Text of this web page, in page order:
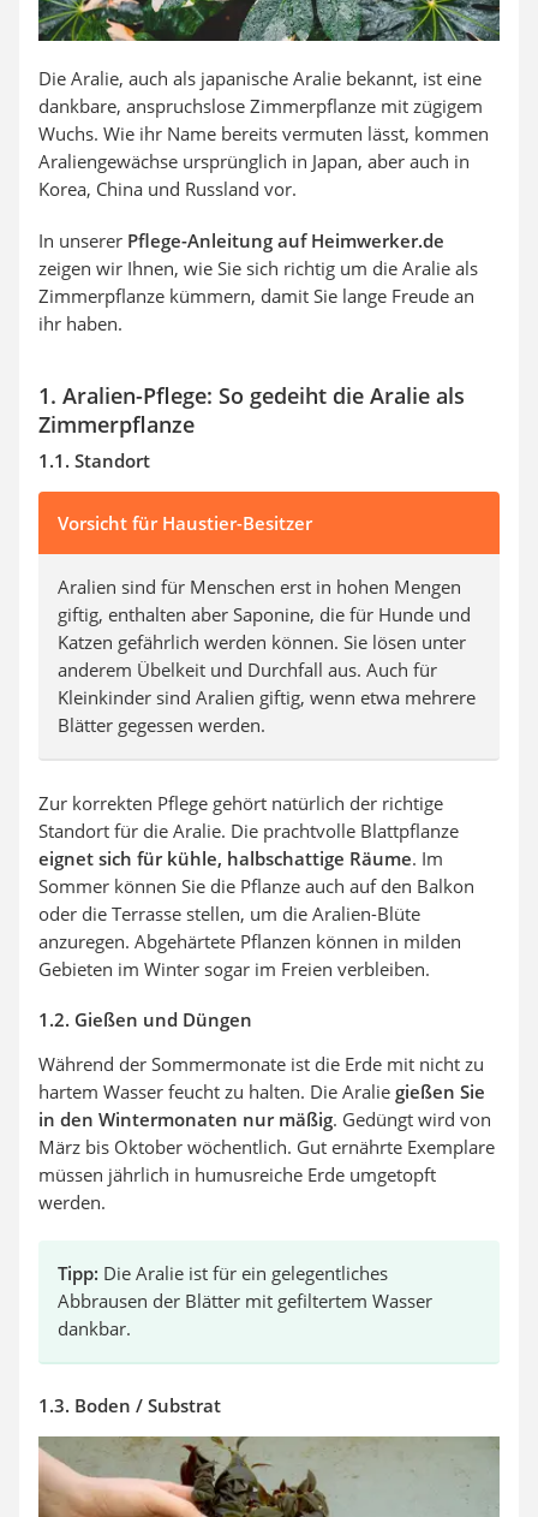
Die Aralie, auch als japanische Aralie bekannt, ist eine
dankbare, anspruchslose Zimmerpflanze mit zügigem
Wuchs. Wie ihr Name bereits vermuten lässt, kommen
Araliengewächse ursprünglich in Japan, aber auch in
Korea, China und Russland vor.
In unserer Pflege-Anleitung auf Heimwerker.de
zeigen wir Ihnen, wie Sie sich richtig um die Aralie als
Zimmerpflanze kümmern, damit Sie lange Freude an
ihr haben.
1. Aralien-Pflege: So gedeiht die Aralie als
Zimmerpflanze
1.1. Standort
Vorsicht für Haustier-Besitzer
Aralien sind für Menschen erst in hohen Mengen
giftig, enthalten aber Saponine, die für Hunde und
Katzen gefährlich werden können. Sie lösen unter
anderem Übelkeit und Durchfall aus. Auch für
Kleinkinder sind Aralien giftig, wenn etwa mehrere
Blätter gegessen werden.
Zur korrekten Pflege gehört natürlich der richtige
Standort für die Aralie. Die prachtvolle Blattpflanze
eignet sich für kühle, halbschattige Räume. Im
Sommer können Sie die Pflanze auch auf den Balkon
oder die Terrasse stellen, um die Aralien-Blüte
anzuregen. Abgehärtete Pflanzen können in milden
Gebieten im Winter sogar im Freien verbleiben.
1.2. Gießen und Düngen
Während der Sommermonate ist die Erde mit nicht zu
hartem Wasser feucht zu halten. Die Aralie gießen Sie
in den Wintermonaten nur mäßig. Gedüngt wird von
März bis Oktober wöchentlich. Gut ernährte Exemplare
müssen jährlich in humusreiche Erde umgetopft
werden.
Tipp: Die Aralie ist für ein gelegentliches
Abbrausen der Blätter mit gefiltertem Wasser
dankbar.
1.3. Boden / Substrat